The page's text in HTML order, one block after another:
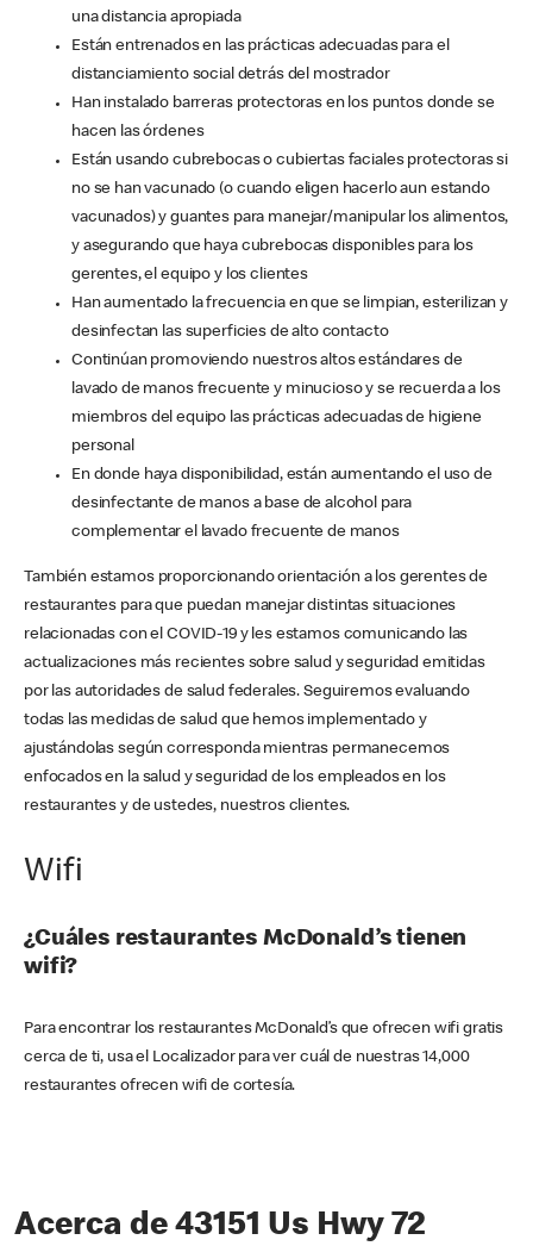
una distancia apropiada
Están entrenados en las prácticas adecuadas para el
distanciamiento social detrás del mostrador
Han instalado barreras protectoras en los puntos donde se
hacen las órdenes
Están usando cubrebocas o cubiertas faciales protectoras si
no se han vacunado (o cuando eligen hacerlo aun estando
vacunados) y guantes para manejar/manipular los alimentos,
y asegurando que haya cubrebocas disponibles para los
gerentes, el equipo y los clientes
Han aumentado la frecuencia en que se limpian, esterilizan y
desinfectan las superficies de alto contacto
Continúan promoviendo nuestros altos estándares de
lavado de manos frecuente y minucioso y se recuerda a los
miembros del equipo las prácticas adecuadas de higiene
personal
En donde haya disponibilidad, están aumentando el uso de
desinfectante de manos a base de alcohol para
complementar el lavado frecuente de manos
También estamos proporcionando orientación a los gerentes de
restaurantes para que puedan manejar distintas situaciones
relacionadas con el COVID-19 y les estamos comunicando las
actualizaciones más recientes sobre salud y seguridad emitidas
por las autoridades de salud federales. Seguiremos evaluando
todas las medidas de salud que hemos implementado y
ajustándolas según corresponda mientras permanecemos
enfocados en la salud y seguridad de los empleados en los
restaurantes y de ustedes, nuestros clientes.
Wifi
¿Cuáles restaurantes McDonald’s tienen
wifi?
Para encontrar los restaurantes McDonald’s que ofrecen wifi gratis
cerca de ti, usa el Localizador para ver cuál de nuestras 14,000
restaurantes ofrecen wifi de cortesía.
Acerca de 43151 Us Hwy 72